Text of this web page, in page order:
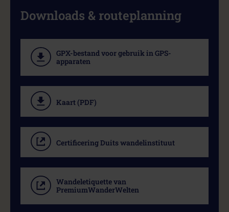
Downloads & routeplanning
GPX-bestand voor gebruik in GPS-
apparaten
Kaart (PDF)
Certificering Duits wandelinstituut
Wandeletiquette van
PremiumWanderWelten